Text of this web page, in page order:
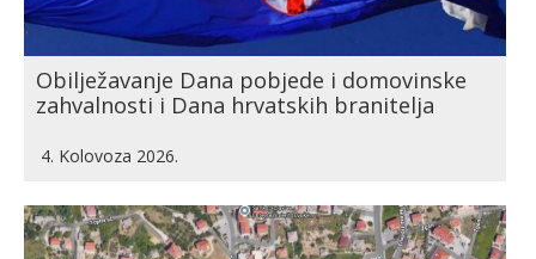
Obilježavanje Dana pobjede i domovinske
zahvalnosti i Dana hrvatskih branitelja
4. Kolovoza 2026.